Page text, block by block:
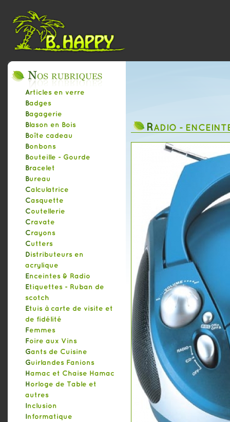
Articles en verre
Badges
Bagagerie
Blason en Bois
Boîte cadeau
Bonbons
Bouteille - Gourde
Bracelet
Bureau
Calculatrice
Casquette
Coutellerie
Cravate
Crayons
Cutters
Distributeurs en
acrylique
Enceintes & Radio
Etiquettes - Ruban de
scotch
Etuis à carte de visite et
de fidélité
Femmes
Foire aux Vins
Gants de Cuisine
Guirlandes Fanions
Hamac et Chaise Hamac
Horloge de Table et
autres
Inclusion
Informatique
RADIO -